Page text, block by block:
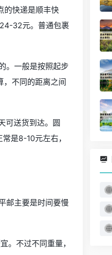
的快递是顺丰快
32元。普通包裹
。一般是按照起步
，不同的距离之间
可送货到达。圆
是8-10元左右，
邮主要是时间要慢
。不过不同重量，